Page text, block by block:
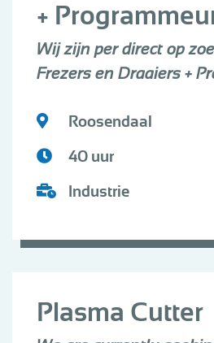
+
Wij zijn per direct op
Frezers en Draaiers +
Roosendaal
40 uur
Industrie
Plasma Cutter